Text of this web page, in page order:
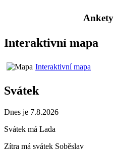
Ankety
Interaktivní mapa
Interaktivní mapa
Svátek
Dnes je 7.8.2026
Svátek má Lada
Zítra má svátek Soběslav